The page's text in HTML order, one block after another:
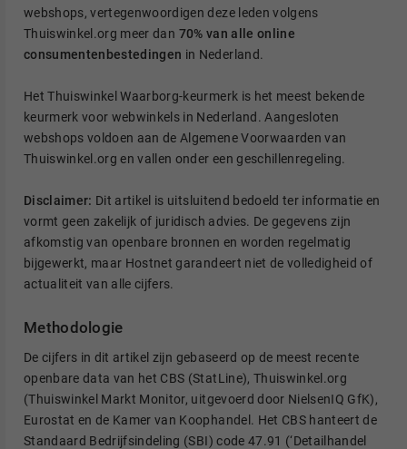
webshops, vertegenwoordigen deze leden volgens
Thuiswinkel.org meer dan 70% van alle online
consumentenbestedingen in Nederland.
Het Thuiswinkel Waarborg-keurmerk is het meest bekende
keurmerk voor webwinkels in Nederland. Aangesloten
webshops voldoen aan de Algemene Voorwaarden van
Thuiswinkel.org en vallen onder een geschillenregeling.
Disclaimer: Dit artikel is uitsluitend bedoeld ter informatie en
vormt geen zakelijk of juridisch advies. De gegevens zijn
afkomstig van openbare bronnen en worden regelmatig
bijgewerkt, maar Hostnet garandeert niet de volledigheid of
actualiteit van alle cijfers.
Methodologie
De cijfers in dit artikel zijn gebaseerd op de meest recente
openbare data van het CBS (StatLine), Thuiswinkel.org
(Thuiswinkel Markt Monitor, uitgevoerd door NielsenIQ GfK),
Eurostat en de Kamer van Koophandel. Het CBS hanteert de
Standaard Bedrijfsindeling (SBI) code 47.91 (‘Detailhandel